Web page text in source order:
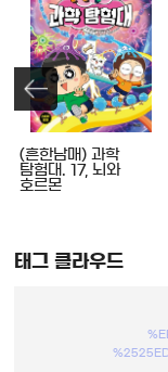
(흔한남매) 과학
탐험대. 17, 뇌와
호르몬
태그 클라우드